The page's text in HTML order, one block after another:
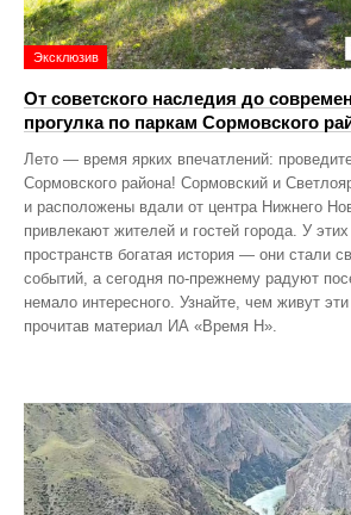
Эксклюзив
От советского наследия до
прогулка по паркам Сормовского
Лето — время ярких впечатлений:
Сормовского района! Сормовский и
и расположены вдали от центра Нижнего
привлекают жителей и гостей города. У
пространств богатая история — они стали
событий, а сегодня по‑прежнему радуют
немало интересного. Узнайте, чем живут
прочитав материал ИА «Время Н».